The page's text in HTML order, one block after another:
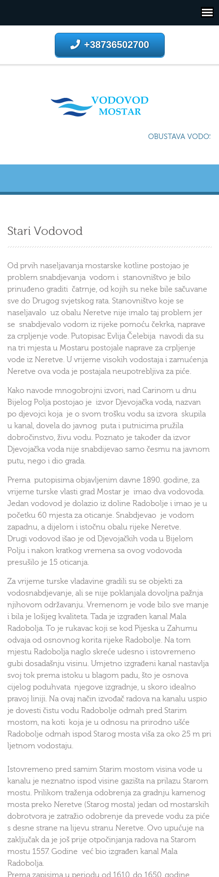
+38736502700
OBUSTAVA
Stari Vodovod
Od prvih naseljavanja mostarske kotline postojao je
problem snabdjevanja vodom i stanovništvo je bilo
prinuđeno graditi čatrnje, od kojih su neke bile sačuvane
sve do Drugog svjetskog rata. Stanovništvo koje se
naseljavalo uz obalu Neretve nije imalo taj problem jer
se snabdjevalo vodom iz rijeke pomoću čekrka, naprave
za crpljenje vode. Putopisac Evlija Čelebija navodi da su
na tri mjesta u Mostaru postojale naprave za crpljenje
vode iz Neretve. U vrijeme visokih vodostaja i zamućenja
Neretve ova voda je postajala neupotrebljiva za piće.
Kako navode mnogobrojni izvori, nad Carinom u dnu
Bijelog Polja postojao je izvor Djevojačka voda, nazvan
po djevojci koja je o svom trošku vodu sa izvora skupila
u kanal, dovela do javnog puta i putnicima pružila
dobročinstvo, živu vodu. Poznato je također da izvor
Djevojačka voda nije snabdijevao samo česmu na javnom
putu, nego i dio grada.
Prema putopisima objavljenim davne 1890. godine, za
vrijeme turske vlasti grad Mostar je imao dva vodovoda.
Jedan vodovod je dolazio iz doline Radobolje i imao je u
početku 60 mjesta za oticanje. Snabdjevao je vodom
zapadnu, a dijelom i istočnu obalu rijeke Neretve.
Drugi vodovod išao je od Djevojačkih voda u Bijelom
Polju i nakon kratkog vremena sa ovog vodovoda
presušilo je 15 oticanja.
Za vrijeme turske vladavine gradili su se objekti za
vodosnabdjevanje, ali se nije poklanjala dovoljna pažnja
njihovom održavanju. Vremenom je vode bilo sve manje
i bila je lošijeg kvaliteta. Tada je izgrađen kanal Mala
Radobolja. To je rukavac koji se kod Pijeska u Zahumu
odvaja od osnovnog korita rijeke Radobolje. Na tom
mjestu Radobolja naglo skreće udesno i istovremeno
gubi dosadašnju visinu. Umjetno izgrađeni kanal nastavlja
svoj tok prema istoku u blagom padu, što je osnova
cijelog poduhvata njegove izgradnje, u skoro idealno
pravoj liniji. Na ovaj način izvođač radova na kanalu uspio
je dovesti čistu vodu Radobolje odmah pred Starim
mostom, na koti koja je u odnosu na prirodno ušće
Radobolje odmah ispod Starog mosta viša za oko 25 m pri
ljetnom vodostaju.
Istovremeno pred samim Starim mostom visina vode u
kanalu je neznatno ispod visine gazišta na prilazu Starom
mostu. Prilikom traženja odobrenja za gradnju kamenog
mosta preko Neretve (Starog mosta) jedan od mostarskih
dobrotvora je zatražio odobrenje da prevede vodu za piće
s desne strane na lijevu stranu Neretve. Ovo upućuje na
zaključak da je još prije otpočinjanja radova na Starom
mostu 1557. Godine već bio izgrađen kanal Mala
Radobolja.
Prema zapisima u periodu od 1610. do 1650. godine